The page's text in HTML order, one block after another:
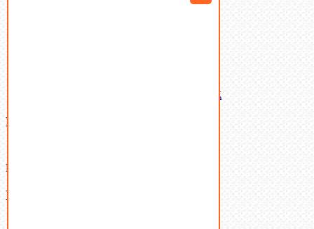
Латунный и бронзовый крепеж
Ваша корзина
В корзине нет товаров.
Поиск